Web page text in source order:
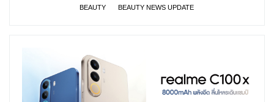
BEAUTY BEAUTY NEWS UPDATE